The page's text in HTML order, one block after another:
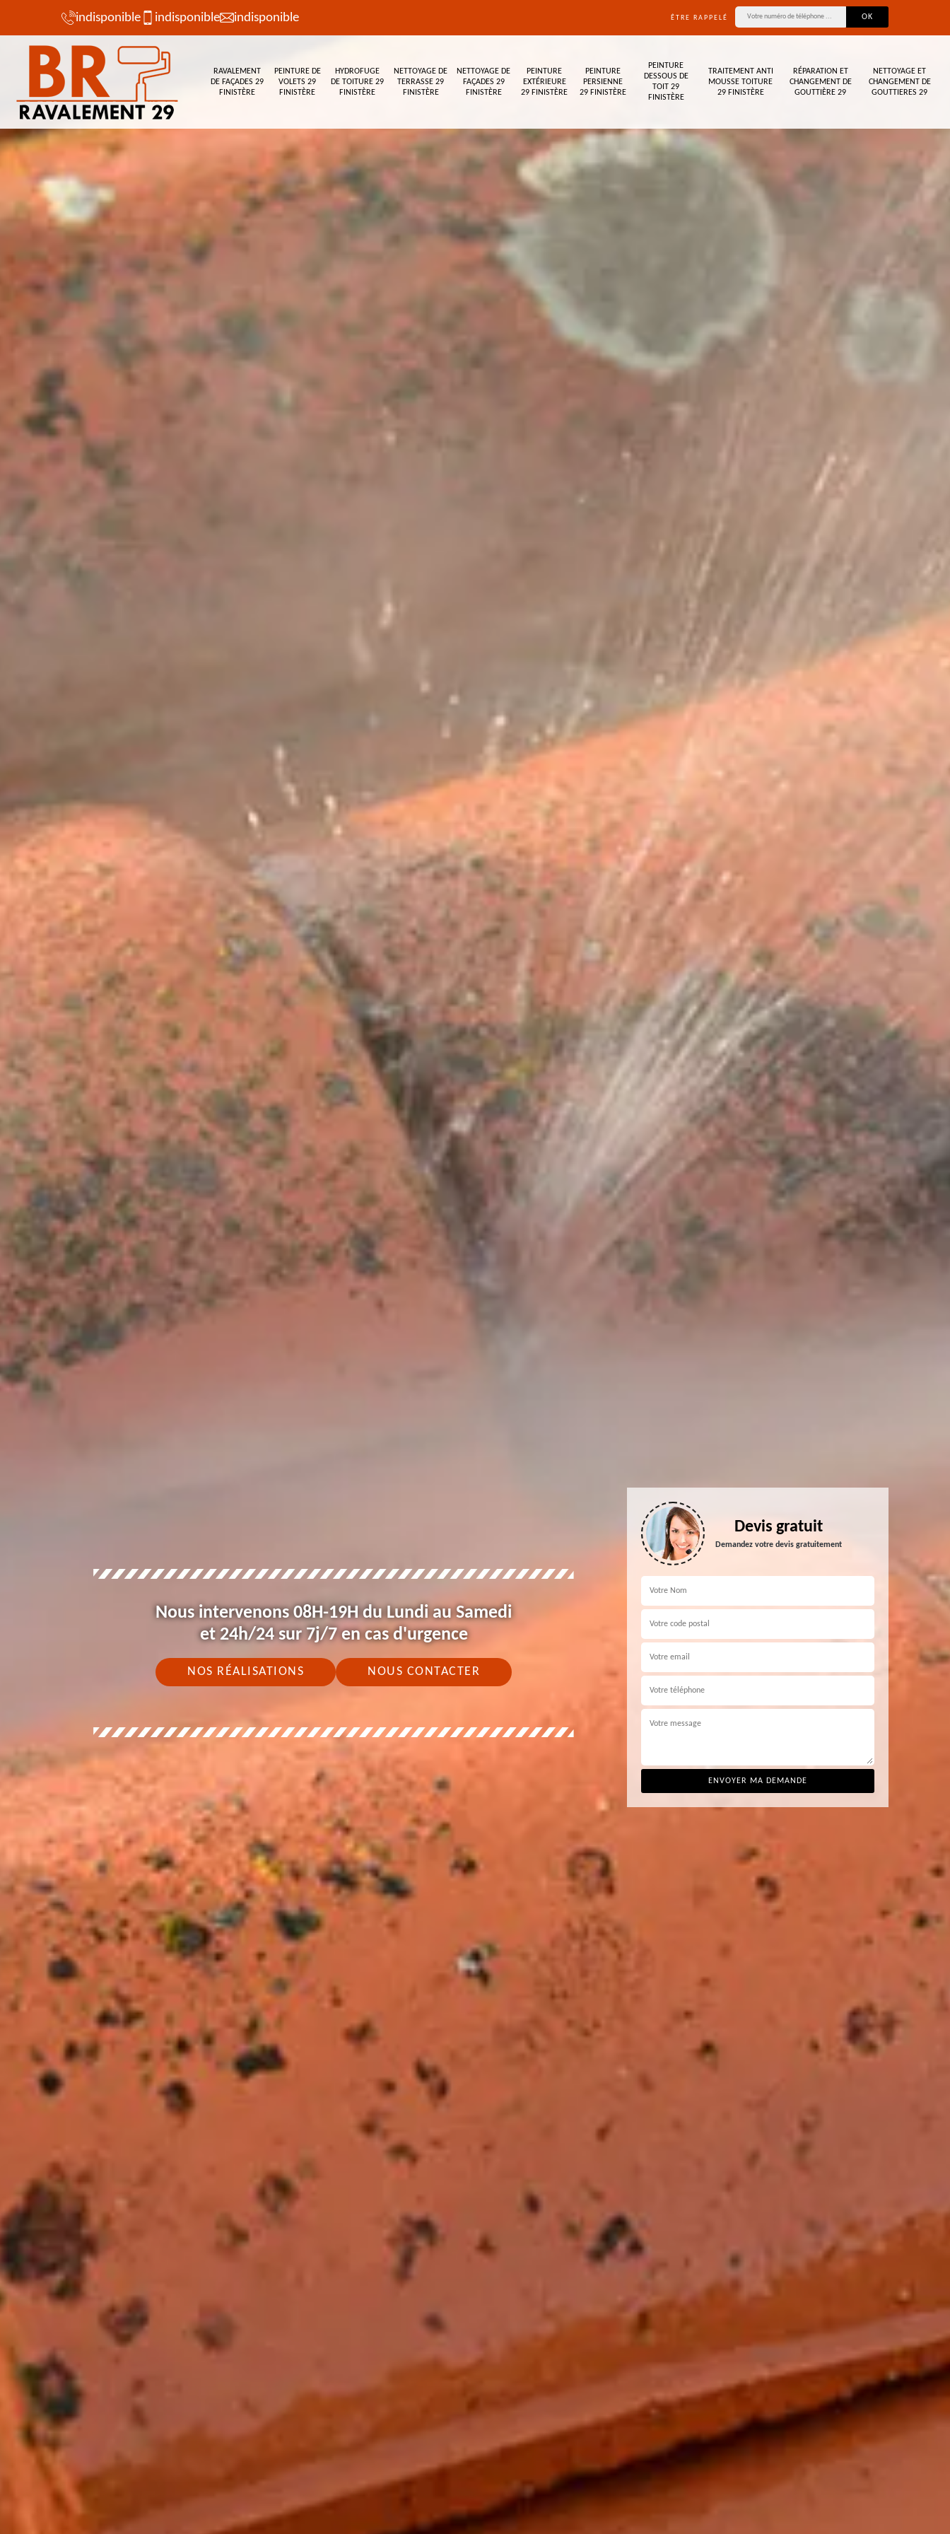
indisponible indisponible indisponible ÊTRE RAPPELÉ
RAVALEMENT
DE FAÇADES 29
FINISTÈRE
PEINTURE DE
VOLETS 29
FINISTÈRE
HYDROFUGE
DE TOITURE 29
FINISTÈRE
NETTOYAGE DE
TERRASSE 29
FINISTÈRE
NETTOYAGE DE
FAÇADES 29
FINISTÈRE
PEINTURE
EXTÉRIEURE
29 FINISTÈRE
PEINTURE
PERSIENNE
29 FINISTÈRE
PEINTURE
DESSOUS DE
TOIT 29
FINISTÈRE
TRAITEMENT ANTI
MOUSSE TOITURE
29 FINISTÈRE
RÉPARATION ET
CHANGEMENT DE
GOUTTIÈRE 29
NETTOYAGE ET
CHANGEMENT DE
GOUTTIERES 29
Nous intervenons 08H-19H du Lundi au Samedi
et 24h/24 sur 7j/7 en cas d'urgence
NOS RÉALISATIONS NOUS CONTACTER
Devis gratuit
Demandez votre devis gratuitement